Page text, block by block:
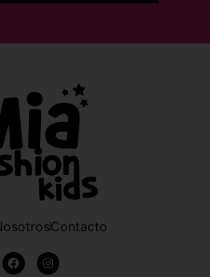
Contacto